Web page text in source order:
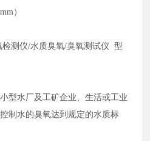
）
检测仪/水质臭氧/臭氧测试仪型
型水厂及工矿企业、生活或工业
制水的臭氧达到规定的水质标